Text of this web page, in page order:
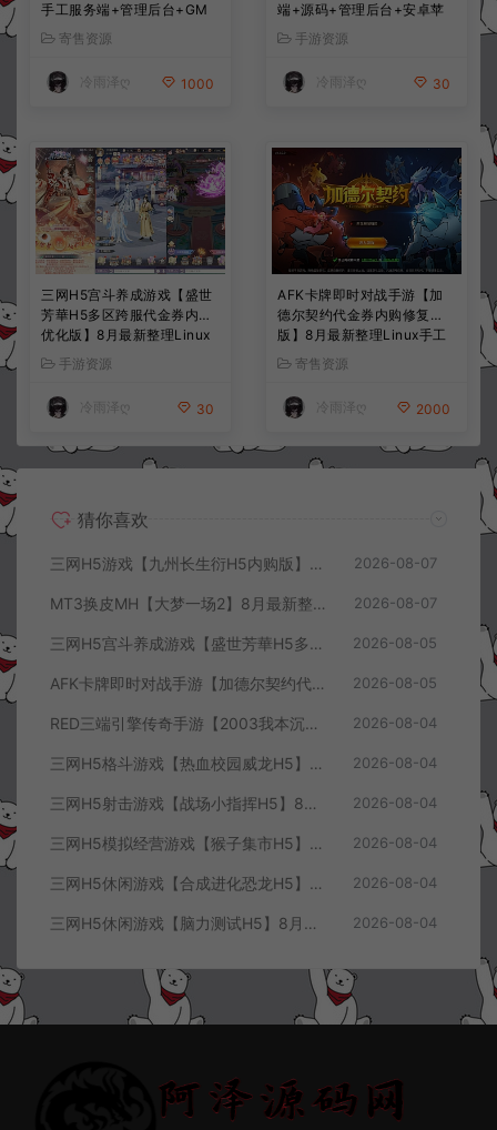
手工服务端+管理后台+GM
授权后台+简易安卓客户端
+详细搭建教程+视频教程
寄售资源
冷雨泽ღ 1000
端+源码+管理后台+安卓苹
果双端+详细搭建教程+视频
教程
手游资源
冷雨泽ღ 30
三网H5宫斗养成游戏【盛世
芳華H5多区跨服代金券内购
优化版】8月最新整理Linux
手工服务端+CDK授权后台
+全资源安卓+详细搭建教程
+视频教程
手游资源
冷雨泽ღ 30
AFK卡牌即时对战手游【加
德尔契约代金券内购修复
版】8月最新整理Linux手工
服务端+前后端全套源码+CD
K授权后台+安卓苹果双端
+详细搭建教程+视频教程
寄售资源
冷雨泽ღ 2000
猜你喜欢
三网H5游戏【九州长生衍H5内购版】8月最新整理Linux手工服务端+管理后台+GM授权后台+简易安卓客户端+详细搭建教程+视频教程 2026-08-07
MT3换皮MH【大梦一场2】8月最新整理Linux手工服务端+源码+管理后台+安卓苹果双端+详细搭建教程+视频教程 2026-08-07
三网H5宫斗养成游戏【盛世芳華H5多区跨服代金券内购优化版】8月最新整理Linux手工服务端+CDK授权后台+全资源安卓+详细搭建教程+视频教程 2026-08-05
AFK卡牌即时对战手游【加德尔契约代金券内购修复版】8月最新整理Linux手工服务端+前后端全套源码+CDK授权后台+安卓苹果双端+详细搭建教程+视频教程 2026-08-05
RED三端引擎传奇手游【2003我本沉默三职业】8月最新整理Win一键服务端+PC安卓+详细搭建教程 2026-08-04
三网H5格斗游戏【热血校园威龙H5】8月最新整理Linux手工服务端+Win一键服务端+解压即玩+简易安卓客户端+详细搭建教程 2026-08-04
三网H5射击游戏【战场小指挥H5】8月最新整理Linux手工服务端+Win一键服务端+解压即玩+简易安卓客户端+详细搭建教程 2026-08-04
三网H5模拟经营游戏【猴子集市H5】8月最新整理Linux手工服务端+Win一键服务端+解压即玩+简易安卓客户端+详细搭建教程 2026-08-04
三网H5休闲游戏【合成进化恐龙H5】8月最新整理Linux手工服务端+Win一键服务端+解压即玩+简易安卓客户端+详细搭建教程 2026-08-04
三网H5休闲游戏【脑力测试H5】8月最新整理Linux手工服务端+Win一键服务端+解压即玩+简易安卓客户端+详细搭建教程 2026-08-04